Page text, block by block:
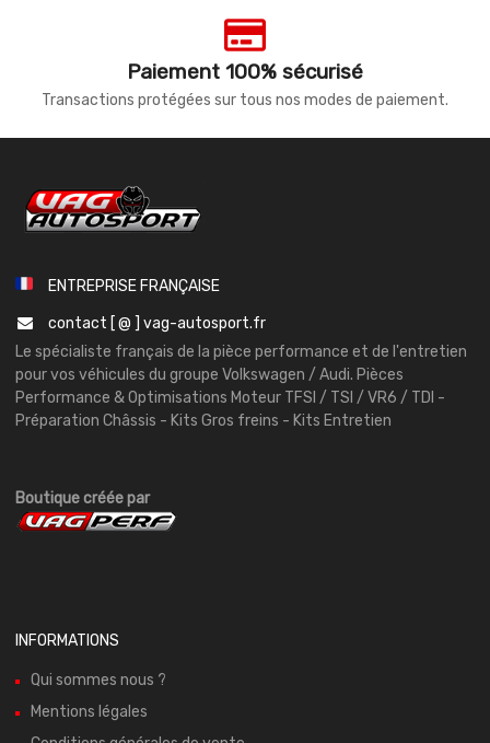
Paiement 100% sécurisé
Transactions protégées sur tous nos modes de paiement.
ENTREPRISE FRANÇAISE
contact [ @ ] vag-autosport.fr
Le spécialiste français de la pièce performance et de l'entretien
pour vos véhicules du groupe Volkswagen / Audi. Pièces
Performance & Optimisations Moteur TFSI / TSI / VR6 / TDI -
Préparation Châssis - Kits Gros freins - Kits Entretien
Boutique créée par
INFORMATIONS
Qui sommes nous ?
Mentions légales